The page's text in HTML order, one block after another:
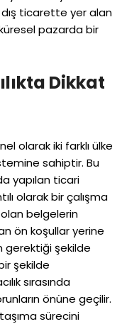
ticarette yer alan
pazarda bir
Dikkat
olarak iki farklı ülke
sahiptir. Bu
yapılan ticari
olarak bir çalışma
olan belgelerin
ön koşullar yerine
gerektiği şekilde
şekilde
sırasında
önüne geçilir.
sürecini